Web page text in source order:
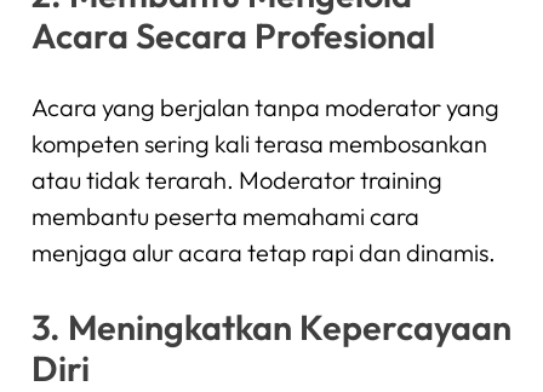
Acara Secara Profesional
Acara yang berjalan tanpa moderator yang
kompeten sering kali terasa membosankan
atau tidak terarah. Moderator training
membantu peserta memahami cara
menjaga alur acara tetap rapi dan dinamis.
3. Meningkatkan Kepercayaan
Diri